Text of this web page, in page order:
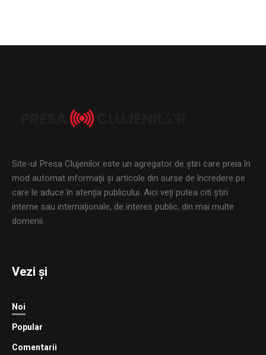
Site-ul Presa Clujenilor este un agregator de ştiri care preia în
mod automat informaţii şi articole din surse de încredere pe
care le aduce în atenţia publicului. Aici veţi putea citi ştiri
interne sau internaţionale, de interes public, din mai multe
domenii.
Vezi și
Noi
Popular
Comentarii